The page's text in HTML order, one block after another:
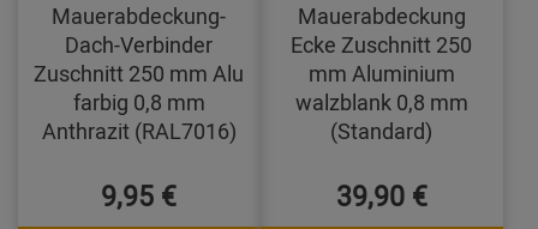
Mauerabdeckung-
Dach-Verbinder
Zuschnitt 250 mm Alu
farbig 0,8 mm
Anthrazit (RAL7016)
9,95 €
Mauerabdeckung
Ecke Zuschnitt 250
mm Aluminium
walzblank 0,8 mm
(Standard)
39,90 €